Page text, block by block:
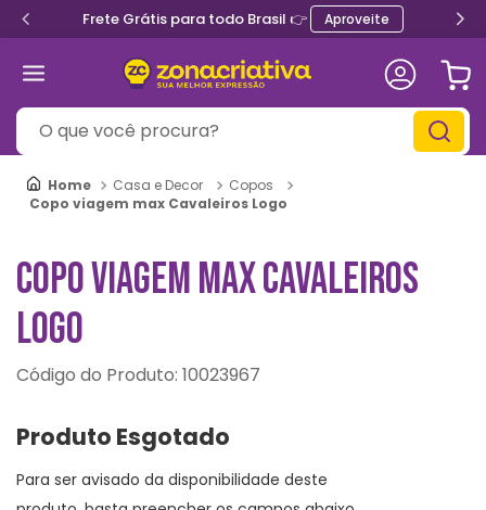
Frete Grátis para todo Brasil 👉 Aproveite
O que você procura?
Casa e Decor
Copos
Copo viagem max Cavaleiros Logo
COPO VIAGEM MAX CAVALEIROS
LOGO
: 10023967